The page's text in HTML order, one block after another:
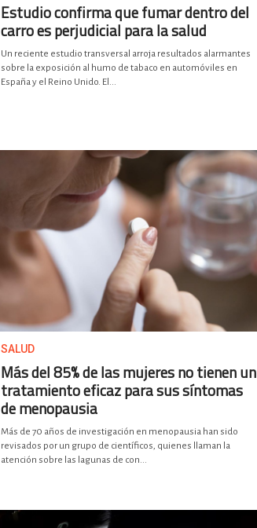
Estudio confirma que fumar dentro del
carro es perjudicial para la salud
Un reciente estudio transversal arroja resultados alarmantes
sobre la exposición al humo de tabaco en automóviles en
España y el Reino Unido. El...
SALUD
Más del 85% de las mujeres no tienen un
tratamiento eficaz para sus síntomas
de menopausia
Más de 70 años de investigación en menopausia han sido
revisados por un grupo de científicos, quienes llaman la
atención sobre las lagunas de con...